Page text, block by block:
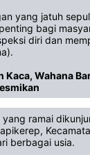
yang jatuh
bagi
diri dan
Kaca, Wahana
yang ramai
berbagai usia.